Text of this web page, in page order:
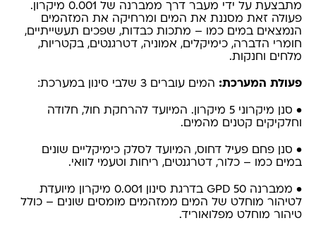
מתבצעת על ידי מעבר דרך ממברנה של 0.001 מיקרון.
פעולה זאת מסננת את המים ומרחיקה את המזהמים
הנמצאים במים כמו – מתכות כבדות, שפכים תעשייתיים,
חומרי הדברה, כימיקלים, אמוניה, דטרגנטים, בקטריות,
מלחים וחנקות.
פעולת המערכת: המים עוברים 3 שלבי סינון במערכת:
• סנן מיקרוני 5 מיקרון. המיועד להרחקת חול, חלודה
וחלקיקים קטנים מהמים.
• סנן פחם פעיל דחוס, המיועד לסלק כימיקליים שונים
במים כמו – כלור, דטרגנטים, ריחות וטעמי לוואי.
• ממברנה 50 GPD בדרגת סינון 0.001 מיקרון מיועדת
לטיהור מוחלט של המים ממזהמים מומסים שונים – כולל
טיהור מוחלט מפלואוריד.